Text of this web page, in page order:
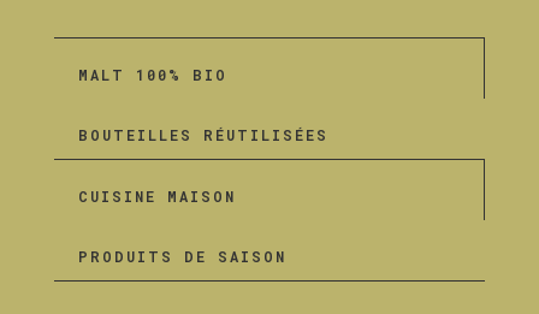
MALT 100% BIO
BOUTEILLES RÉUTILISÉES
CUISINE MAISON
PRODUITS DE SAISON